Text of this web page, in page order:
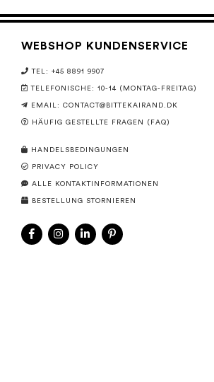
WEBSHOP KUNDENSERVICE
TEL: +45 8891 9907
TELEFONISCHE: 10-14 (MONTAG-FREITAG)
EMAIL: CONTACT@BITTEKAIRAND.DK
HÄUFIG GESTELLTE FRAGEN (FAQ)
HANDELSBEDINGUNGEN
PRIVACY POLICY
ALLE KONTAKTINFORMATIONEN
BESTELLUNG STORNIEREN